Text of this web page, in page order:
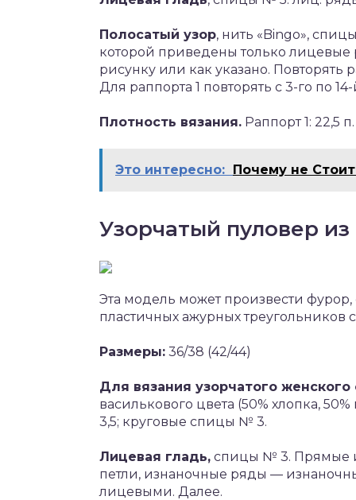
Полосатый узор, нить «Bingo»,
которой приведены только лицевые
рисунку или как указано. Повторять
Для раппорта 1 повторять с 3-го по
Плотность вязания. Раппорт 1: 22,5
Это интересно: Почему не
Узорчатый пуловер
Эта модель может произвести
пластичных ажурных треугольников
Размеры: 36/38 (42/44)
Для вязания узорчатого женского
василькового цвета (50% хлопка,
3,5; круговые спицы № 3.
Лицевая гладь, спицы № 3. Прямые
петли, изнаночные ряды —
лицевыми. Далее.